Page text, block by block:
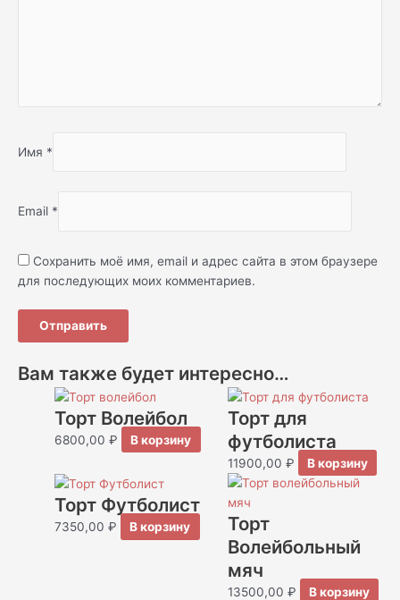
Имя *
Email *
Сохранить моё имя, email и адрес сайта в этом браузере
для последующих моих комментариев.
Вам также будет интересно…
Торт Волейбол
6800,00₽ В корзину
Торт для
футболиста
11900,00 ₽ В корзину
Торт Футболист
7350,00₽ В корзину
Торт
Волейбольный
мяч
13500,00 ₽ В корзину